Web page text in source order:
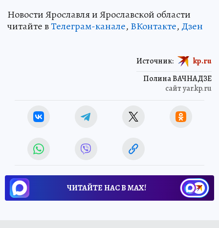
Новости Ярославля и Ярославской области
читайте вТелеграм-канале, ВКонтакте, Дзен
Полина ВАЧНАДЗЕ
сайт yar.kp.ru
Источник: kp.ru
ЧИТАЙТЕ НАС В МАХ!